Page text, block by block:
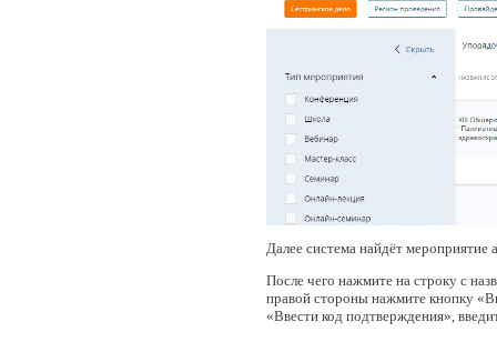
Далее система найдёт мероприятие
После чего нажмите на строку с
правой стороны нажмите кнопку
«Ввести код подтверждения»,